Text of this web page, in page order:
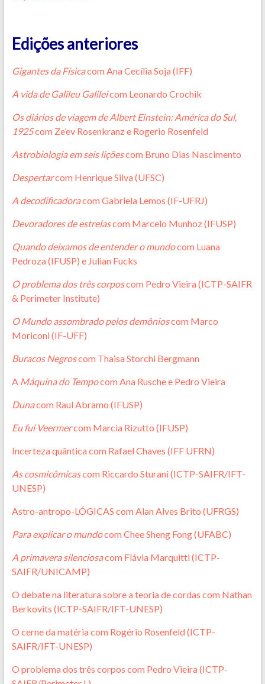
Edições anteriores
Gigantes da Físicacom Ana Cecília Soja (IFF)
A vida de Galileu Galileicom Leonardo Crochik
Os diários de viagem de Albert Einstein: América do Sul,
1925com Ze’ev Rosenkranz e Rogerio Rosenfeld
Astrobiologia em seis liçõescom Bruno Dias Nascimento
Despertarcom Henrique Silva (UFSC)
A decodificadoracom Gabriela Lemos (IF-UFRJ)
Devoradores de estrelascom Marcelo Munhoz (IFUSP)
Quando deixamos de entender o mundocom Luana
Pedroza (IFUSP) e Julian Fucks
O problema dos três corposcom Pedro Vieira (ICTP-SAIFR
& Perimeter Institute)
O Mundo assombrado pelos demônioscom Marco
Moriconi (IF-UFF)
Buracos Negroscom Thaisa Storchi Bergmann
A Máquina do Tempocom Ana Rusche e Pedro Vieira
Dunacom Raul Abramo (IFUSP)
Eu fui Veermercom Marcia Rizutto (IFUSP)
Incerteza quântica com Rafael Chaves (IFF UFRN)
As cosmicômicascom Riccardo Sturani (ICTP-SAIFR/IFT-
UNESP)
Astro-antropo-LÓGICAS com Alan Alves Brito (UFRGS)
Para explicar o mundocom Chee Sheng Fong (UFABC)
A primavera silenciosacom Flávia Marquitti (ICTP-
SAIFR/UNICAMP)
O debate na literatura sobre a teoria de cordas com Nathan
Berkovits (ICTP-SAIFR/IFT-UNESP)
O cerne da matéria com Rogério Rosenfeld (ICTP-
SAIFR/IFT-UNESP)
O problema dos três corpos com Pedro Vieira (ICTP-